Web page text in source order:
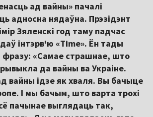
ад вайны» пачалі
адносна нядаўна. Прэзідэнт
Зяленскі год таму падчас
інтэрв'ю «Time». Ён тады
фразу: «Самае страшнае, што
да вайны ва Украіне.
вайны ідзе як хваля. Вы бачыце
І мы бачым, што варта трохі
пачынае выглядаць так,